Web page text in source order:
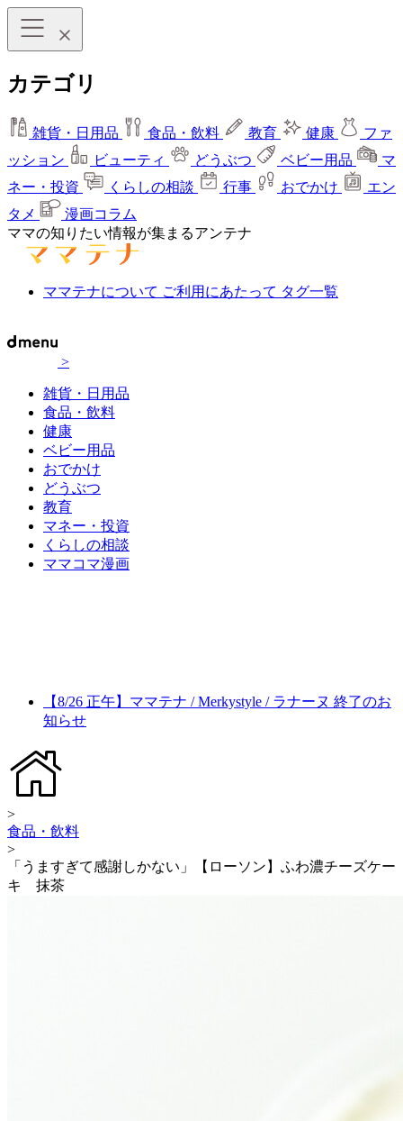
カテゴリ
雑貨・日用品 食品・飲料 教育 健康
ファ
ッション
ビューティ どうぶつ ベビー用品
マ
ネー・投資
くらしの相談 行事 おでかけ
エン
タメ
漫画コラム
ママの知りたい情報が集まるアンテナ
ママテナについて ご利用にあたって タグ一覧
>
雑貨・日用品
食品・飲料
健康
ベビー用品
おでかけ
どうぶつ
教育
マネー・投資
くらしの相談
ママコマ漫画
【8/26 正午】ママテナ / Merkystyle / ラナーヌ 終了のお
知らせ
>
食品・飲料
>
「うますぎて感謝しかない」【ローソン】ふわ濃チーズケー
キ 抹茶